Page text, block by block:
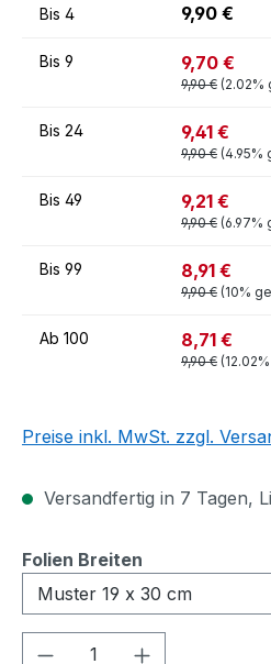
Bis 4 9,90 €
Bis 9 9,70 €
9,90 € (2.02%
Bis 24 9,41 €
9,90 € (4.95%
Bis 49 9,21 €
9,90 € (6.97%
Bis 99 8,91 €
9,90 € (10%
Ab 100 8,71 €
9,90 €
Preise inkl. MwSt. zzgl.
Versandfertig in 7 Tagen,
Folien Breiten
Produkt Anzahl: